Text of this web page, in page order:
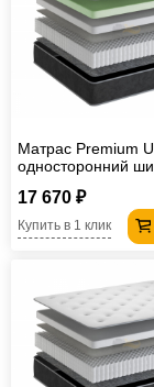
Матрас Premium
односторонний
17 670 ₽
Купить в 1 клик